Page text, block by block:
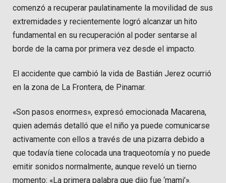
comenzó a recuperar paulatinamente la movilidad de sus
extremidades y recientemente logró alcanzar un hito
fundamental en su recuperación al poder sentarse al
borde de la cama por primera vez desde el impacto.
El accidente que cambió la vida de Bastián Jerez ocurrió
en la zona de La Frontera, de Pinamar.
«Son pasos enormes», expresó emocionada Macarena,
quien además detalló que el niño ya puede comunicarse
activamente con ellos a través de una pizarra debido a
que todavía tiene colocada una traqueotomía y no puede
emitir sonidos normalmente, aunque reveló un tierno
momento: «La primera palabra que dijo fue ‘mami’».